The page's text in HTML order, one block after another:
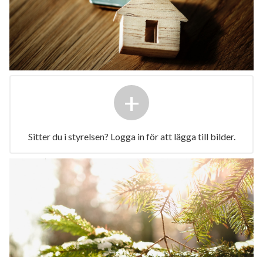
+
Sitter du i styrelsen? Logga in för att lägga till bilder.